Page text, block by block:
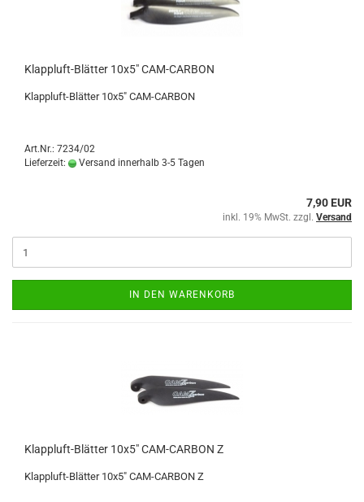
Klappluft-Blätter 10x5" CAM-CARBON
Klappluft-Blätter 10x5" CAM-CARBON
Art.Nr.: 7234/02
Lieferzeit:
Versand innerhalb 3-5 Tagen
7,90 EUR
inkl. 19% MwSt. zzgl. Versand
IN DEN WARENKORB
Klappluft-Blätter 10x5" CAM-CARBON Z
Klappluft-Blätter 10x5" CAM-CARBON Z